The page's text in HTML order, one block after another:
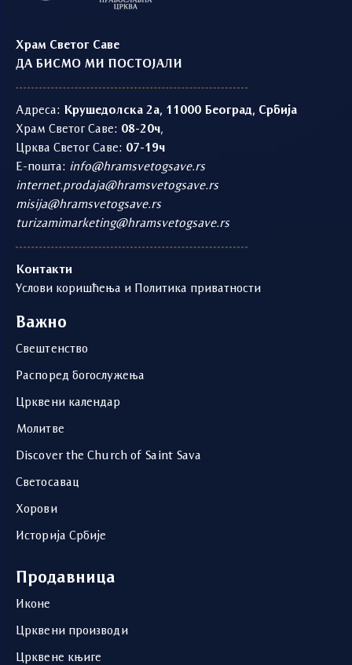
Храм Светог Саве
ДА БИСМО МИ ПОСТОЈАЛИ
Адреса: Крушедолска 2а, 11000 Београд, Србија
Храм Светог Саве: 08-20ч,
Црква Светог Саве: 07-19ч
Е-пошта: info@hramsvetogsave.rs
internet.prodaja@hramsvetogsave.rs
misija@hramsvetogsave.rs
turizamimarketing@hramsvetogsave.rs
Контакти
Услови коришћења и Политика приватности
Важно
Свештенство
Распоред богослужења
Црквени календар
Молитве
Discover the Church of Saint Sava
Светосавац
Хорови
Историја Србије
Продавница
Иконе
Црквени производи
Црквене књиге